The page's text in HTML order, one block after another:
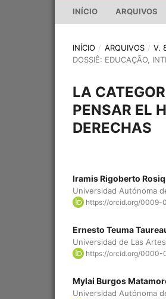
INÍCIO ARQUIVOS
INÍCIO / ARQUIVOS / V.
DOSSIÊ: EDUCAÇÃO,
LA
PENSAR EL
DERECHAS
Iramis Rigoberto
Universidad Autónoma
https://orcid.org/
Ernesto Teuma
Universidad de Las Artes
https://orcid.org/
Mylai Burgos
Universidad Autónoma